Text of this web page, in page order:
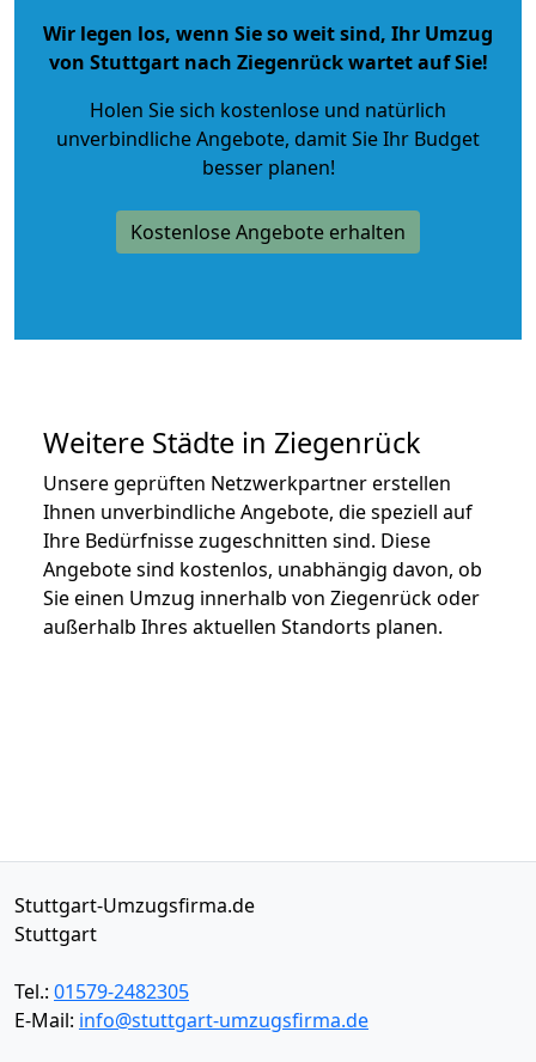
Wir legen los, wenn Sie so weit sind, Ihr Umzug
von Stuttgart nach Ziegenrück wartet auf Sie!
Holen Sie sich kostenlose und natürlich
unverbindliche Angebote, damit Sie Ihr Budget
besser planen!
Kostenlose Angebote erhalten
Weitere Städte in Ziegenrück
Unsere geprüften Netzwerkpartner erstellen
Ihnen unverbindliche Angebote, die speziell auf
Ihre Bedürfnisse zugeschnitten sind. Diese
Angebote sind kostenlos, unabhängig davon, ob
Sie einen Umzug innerhalb von Ziegenrück oder
außerhalb Ihres aktuellen Standorts planen.
Stuttgart-Umzugsfirma.de
Stuttgart
Tel.: 01579-2482305
E-Mail: info@stuttgart-umzugsfirma.de